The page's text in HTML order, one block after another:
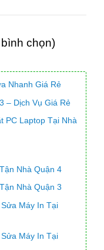
chọn)
Nhanh Giá Rẻ
– Dịch Vụ Giá Rẻ
PC Laptop Tại Nhà
Nhà Quận 4
Nhà Quận 3
Máy In Tại
Máy In Tại